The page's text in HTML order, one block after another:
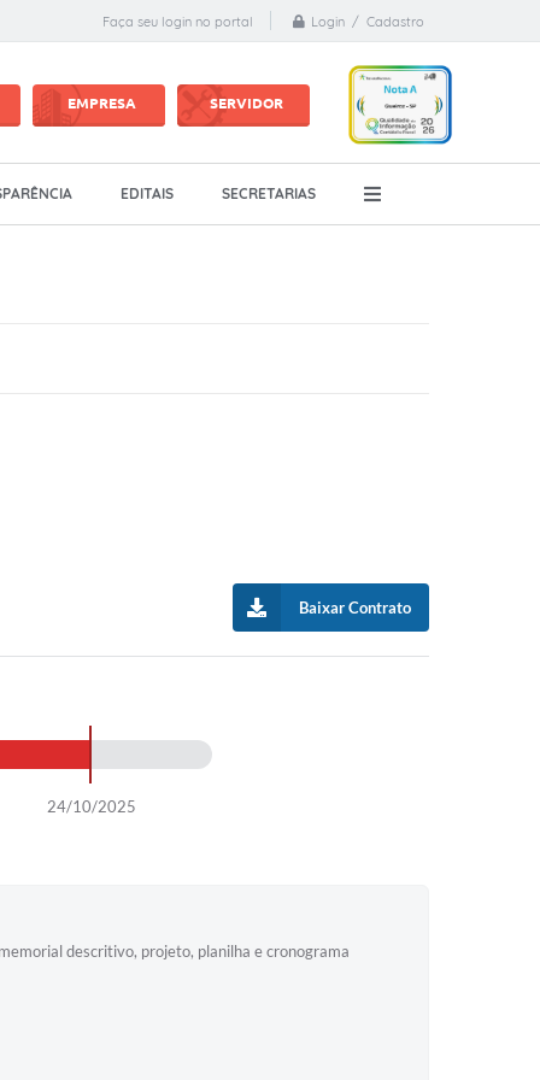
Faça seu login no portal Login / Cadastro
EMPRESA SERVIDOR
EDITAIS SECRETARIAS
Baixar Contrato
24/10/2025
descritivo, projeto, planilha e cronograma